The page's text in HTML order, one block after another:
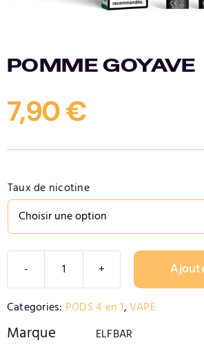
POMME GOYAVE
7,90€
Taux de nicotine
quantité
de
POMME
GOYAVE
Categories: PODS 4 en 1,VAPE
Marque ELFBAR